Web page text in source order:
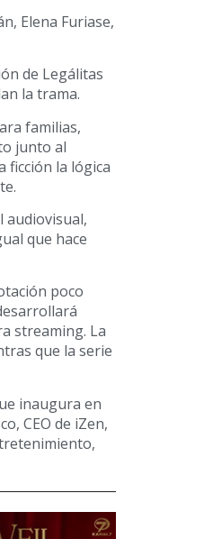
Elena Furiase,
de Legálitas
la trama.
familias,
junto al
ficción la lógica
audiovisual,
que hace
poco
streaming. La
que la serie
inaugura en
CEO de iZen,